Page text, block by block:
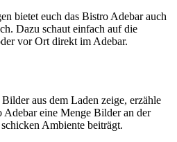
bietet euch das Bistro Adebar auch
Dazu schaut einfach auf die
vor Ort direkt im Adebar.
aus dem Laden zeige, erzähle
Adebar eine Menge Bilder an der
Ambiente beiträgt.